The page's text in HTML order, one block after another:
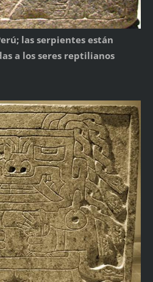
las serpientes están
a los seres reptilianos